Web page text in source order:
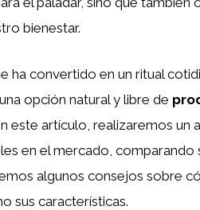
bienestar.
ha convertido en un ritual
opción natural y libre de
este artículo, realizaremos un
en el mercado, comparando
algunos consejos sobre
sus características.